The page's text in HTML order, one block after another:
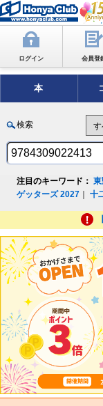
ログイン 会員登
本
検索
注目のキーワード：
ゲッターズ 2027 ｜十